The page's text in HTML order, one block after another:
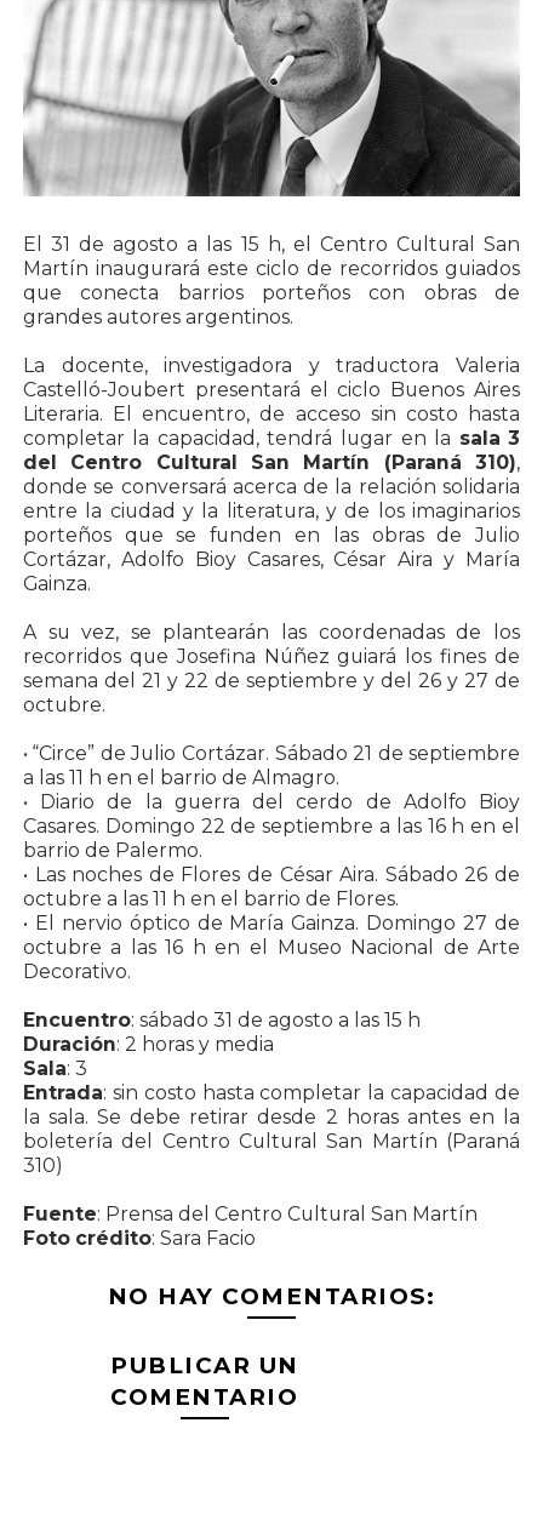
El 31 de agosto a las 15 h, el Centro Cultural San
Martín inaugurará este ciclo de recorridos guiados
que conecta barrios porteños con obras de
grandes autores argentinos.
La docente, investigadora y traductora Valeria
Castelló-Joubert presentará el ciclo Buenos Aires
Literaria. El encuentro, de acceso sin costo hasta
completar la capacidad, tendrá lugar en la sala 3
del Centro Cultural San Martín (Paraná 310),
donde se conversará acerca de la relación solidaria
entre la ciudad y la literatura, y de los imaginarios
porteños que se funden en las obras de Julio
Cortázar, Adolfo Bioy Casares, César Aira y María
Gainza.
A su vez, se plantearán las coordenadas de los
recorridos que Josefina Núñez guiará los fines de
semana del 21 y 22 de septiembre y del 26 y 27 de
octubre.
• “Circe” de Julio Cortázar. Sábado 21 de septiembre
a las 11 h en el barrio de Almagro.
• Diario de la guerra del cerdo de Adolfo Bioy
Casares. Domingo 22 de septiembre a las 16 h en el
barrio de Palermo.
• Las noches de Flores de César Aira. Sábado 26 de
octubre a las 11 h en el barrio de Flores.
• El nervio óptico de María Gainza. Domingo 27 de
octubre a las 16 h en el Museo Nacional de Arte
Decorativo.
Encuentro: sábado 31 de agosto a las 15 h
Duración: 2 horas y media
Sala: 3
Entrada: sin costo hasta completar la capacidad de
la sala. Se debe retirar desde 2 horas antes en la
boletería del Centro Cultural San Martín (Paraná
310)
Fuente: Prensa del Centro Cultural San Martín
Foto crédito: Sara Facio
NO HAY COMENTARIOS:
PUBLICAR UN
COMENTARIO